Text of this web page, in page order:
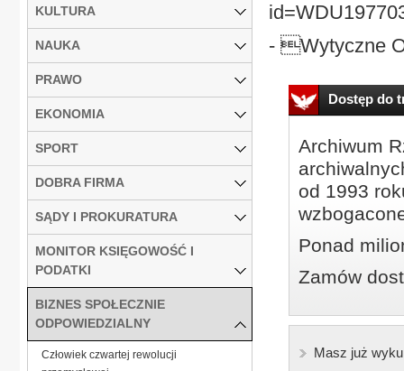
- Wytyczne
Dostęp do
Archiwum
od 1993
Ponad
Zamów
Masz już
KULTURA
NAUKA
PRAWO
EKONOMIA
SPORT
DOBRA FIRMA
SĄDY I PROKURATURA
MONITOR KSIĘGOWOŚĆ I
PODATKI
BIZNES SPOŁECZNIE
ODPOWIEDZIALNY
Człowiek czwartej rewolucji